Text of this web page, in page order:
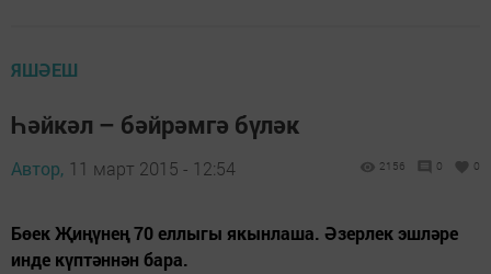
ЯШӘЕШ
Һәйкәл – бәйрәмгә бүләк
Автор, 11 март 2015 - 12:54 2156 0 0
Бөек Җиңүнең 70 еллыгы якынлаша. Әзерлек эшләре
инде күптәннән бара.